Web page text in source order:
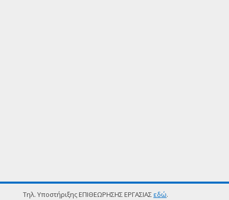
Τηλ. Υποστήριξης ΕΠΙΘΕΩΡΗΣΗΣ ΕΡΓΑΣΙΑΣ εδώ.